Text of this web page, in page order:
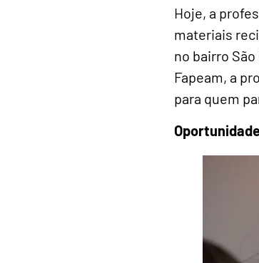
Hoje, a
materiais
no bairro
Fapeam, a
para quem